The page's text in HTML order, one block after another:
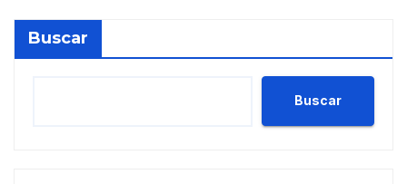
Buscar
Buscar